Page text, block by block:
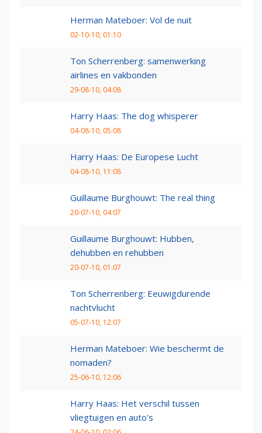
Herman Mateboer: Vol de nuit
02-10-10, 01:10
Ton Scherrenberg: samenwerking
airlines en vakbonden
29-08-10, 04:08
Harry Haas: The dog whisperer
04-08-10, 05:08
Harry Haas: De Europese Lucht
04-08-10, 11:08
Guillaume Burghouwt: The real thing
20-07-10, 04:07
Guillaume Burghouwt: Hubben,
dehubben en rehubben
20-07-10, 01:07
Ton Scherrenberg: Eeuwigdurende
nachtvlucht
05-07-10, 12:07
Herman Mateboer: Wie beschermt de
nomaden?
25-06-10, 12:06
Harry Haas: Het verschil tussen
vliegtuigen en auto's